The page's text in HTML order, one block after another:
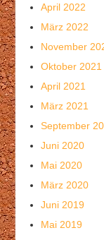
April 2022
März 2022
November
Oktober 2021
April 2021
März 2021
September
Juni 2020
Mai 2020
März 2020
Juni 2019
Mai 2019